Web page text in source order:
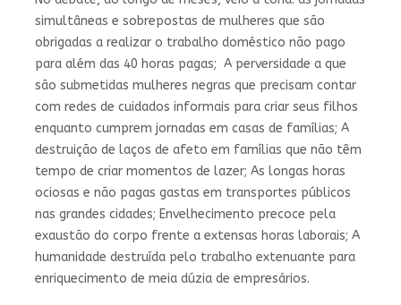
simultâneas e sobrepostas de mulheres que são
obrigadas a realizar o trabalho doméstico não pago
para além das 40 horas pagas; A perversidade a que
são submetidas mulheres negras que precisam contar
com redes de cuidados informais para criar seus filhos
enquanto cumprem jornadas em casas de famílias; A
destruição de laços de afeto em famílias que não têm
tempo de criar momentos de lazer; As longas horas
ociosas e não pagas gastas em transportes públicos
nas grandes cidades; Envelhecimento precoce pela
exaustão do corpo frente a extensas horas laborais; A
humanidade destruída pelo trabalho extenuante para
enriquecimento de meia dúzia de empresários.